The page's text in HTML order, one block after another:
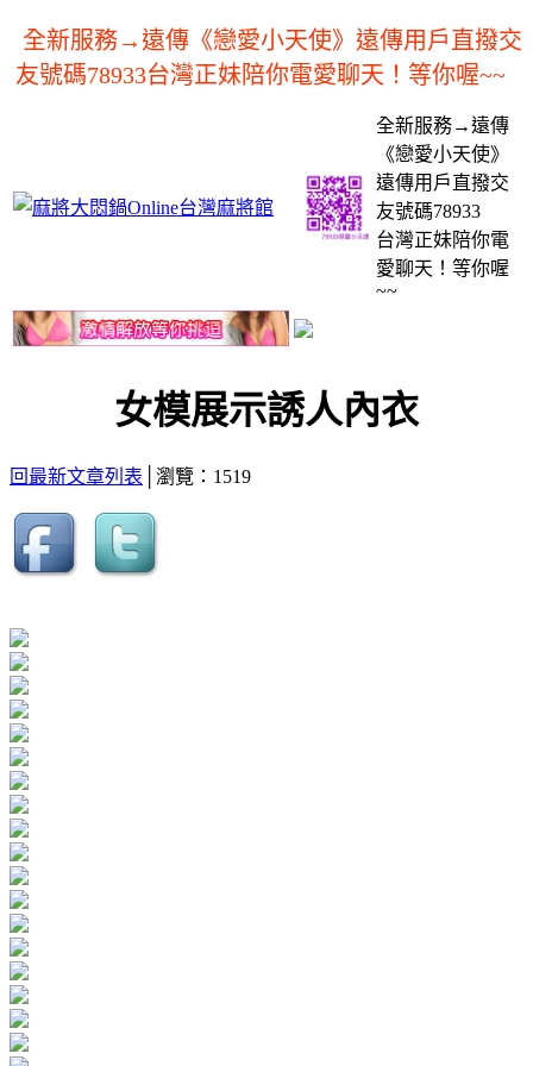
全新服務→遠傳《戀愛小天使》遠傳用戶直撥交
友號碼78933台灣正妹陪你電愛聊天！等你喔~~
全新服務→遠傳
《戀愛小天使》
遠傳用戶直撥交
友號碼78933
台灣正妹陪你電
愛聊天！等你喔
~~
女模展示誘人內衣
回最新文章列表 │瀏覽：1519